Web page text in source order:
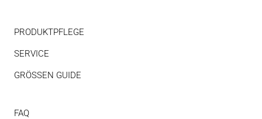
PRODUKTPFLEGE
SERVICE
GRÖSSEN GUIDE
FAQ